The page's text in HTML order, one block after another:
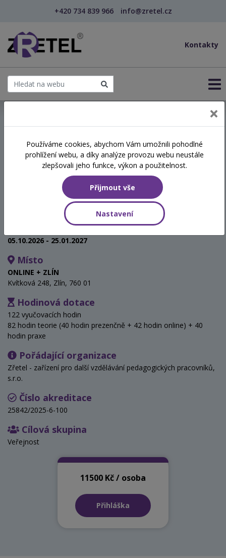
+420 734 839 966 info@zretel.cz
Kontakty
kvalifikační vzdělávání šablony
Studium pedagogiky pro
asistenty pedagoga -
kombinované
05.10.2026 - 25.01.2027
Místo
ONLINE + ZLÍN
Kvítková 248, Zlín, 760 01
Hodinová dotace
122 vyučovacích hodin
82 hodin teorie (40 hodin prezenčně + 42 hodin online) + 40
hodin praxe
Pořádající organizace
Zřetel - zařízení pro další vzdělávání pedagogických pracovníků,
s.r.o.
Číslo akreditace
25842/2025-6-100
Cílová skupina
Veřejnost
11500 Kč / osoba
Přihláška
Používáme cookies, abychom Vám umožnili pohodlné
prohlížení webu, a díky analýze provozu webu neustále
zlepšovali jeho funkce, výkon a použitelnost.
Přijmout vše
Nastavení